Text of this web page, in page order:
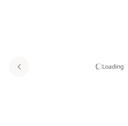
Loading